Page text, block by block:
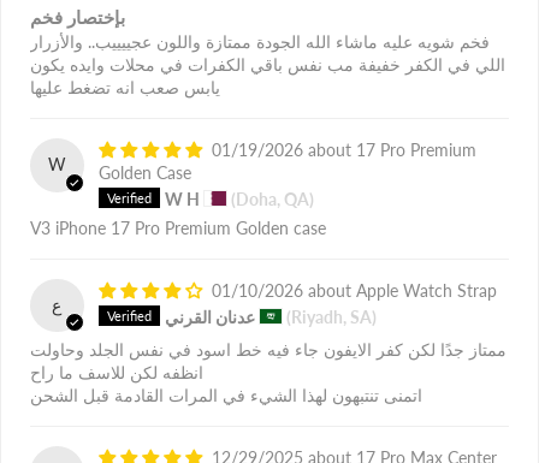
بإختصار فخم
فخم شويه عليه ماشاء الله الجودة ممتازة واللون عجييييب.. والأزرار
اللي في الكفر خفيفة مب نفس باقي الكفرات في محلات وايده يكون
يابس صعب انه تضغط عليها
W
01/19/2026
17 Pro Premium
Golden Case
W H
(Doha, QA)
V3 iPhone 17 Pro Premium Golden case
ع
01/10/2026
Apple Watch Strap
عدنان القرني
(Riyadh, SA)
ممتاز جدًا لكن كفر الايفون جاء فيه خط اسود في نفس الجلد وحاولت
انظفه لكن للاسف ما راح
اتمنى تنتبهون لهذا الشيء في المرات القادمة قبل الشحن
12/29/2025
17 Pro Max Center